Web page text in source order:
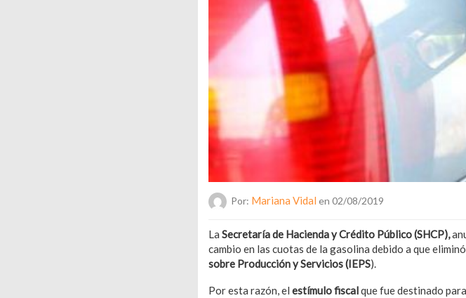
Por: Mariana Vidal en 02/08/2019
La Secretaría de Hacienda y Crédito Público (SHCP),
cambio en las cuotas de la gasolina debido a que
sobre Producción y Servicios (IEPS).
Por esta razón, el estímulo fiscalque fue destinado